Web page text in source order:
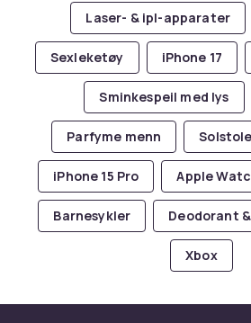
Laser- & ipl-apparater
Sexleketøy iPhone 17
Sminkespeil med lys
Parfyme menn
iPhone 15 Pro Apple
Barnesykler Deodorant
Xbox